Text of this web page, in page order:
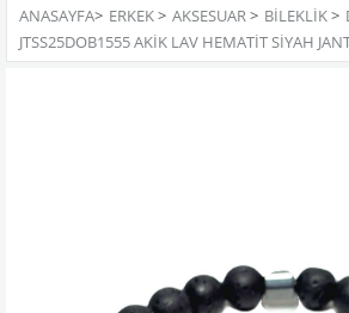
ANASAYFA> ERKEK> AKSESUAR> BILEKLIK>
JTSS25DOB1555 AKİK LAV HEMATİT SİYAH